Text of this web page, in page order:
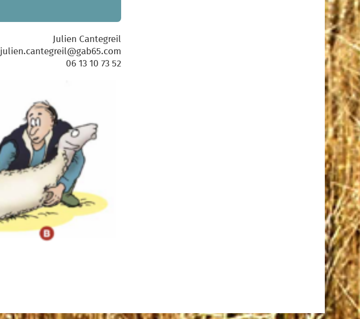
Julien Cantegreil
julien.cantegreil@gab65.com
06 13 10 73 52